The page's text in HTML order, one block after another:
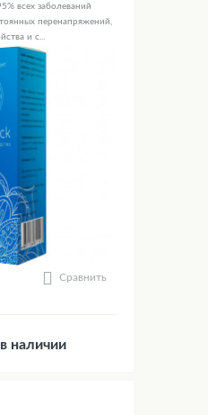
всех заболеваний
перенапряжений,
и с...
Сравнить
наличии